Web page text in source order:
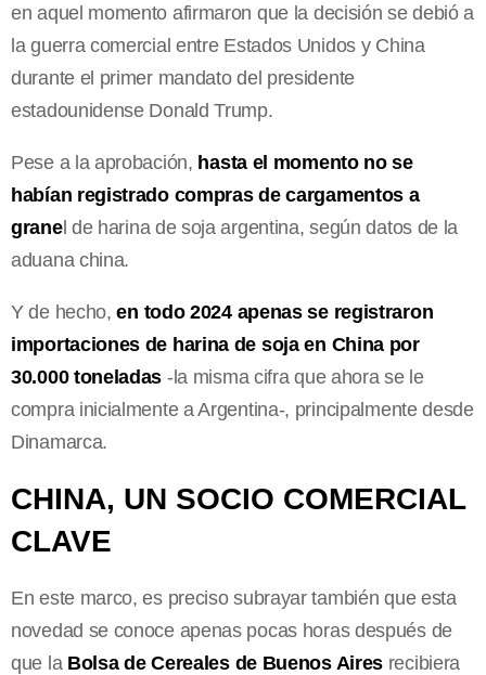
en aquel momento afirmaron que la decisión se debió a
la guerra comercial entre Estados Unidos y China
durante el primer mandato del presidente
estadounidense Donald Trump.
Pese a la aprobación, hasta el momento no se
habían registrado compras de cargamentos a
granel de harina de soja argentina, según datos de la
aduana china.
Y de hecho,en todo 2024 apenas se registraron
importaciones de harina de soja en China por
30.000 toneladas -la misma cifra que ahora se le
compra inicialmente a Argentina-, principalmente desde
Dinamarca.
CHINA, UN SOCIO COMERCIAL
CLAVE
En este marco, es preciso subrayar también que esta
novedad se conoce apenas pocas horas después de
que la Bolsa de Cereales de Buenos Aires recibiera